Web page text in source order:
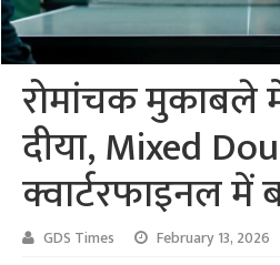
रोमांचक मुकाबले
दीया, Mixed
क्वार्टरफाइनल में
GDS Times February 13, 2026